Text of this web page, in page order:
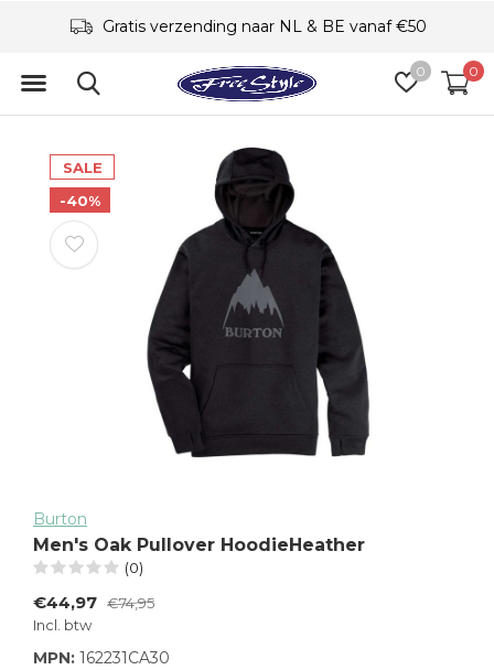
0 0
Gratis verzending naar NL & BE vanaf €50
SALE
-40%
Burton
Men's Oak Pullover HoodieHeather
(0)
€44,97 €74,95
Incl. btw
MPN: 162231CA30